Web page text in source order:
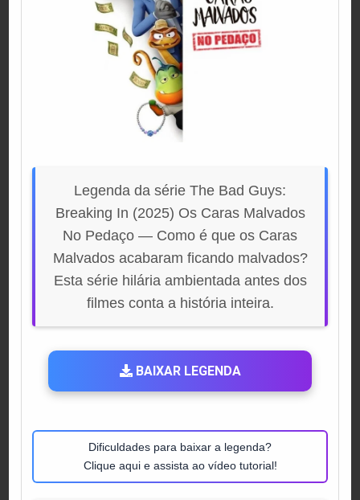
Legenda da série The Bad Guys:
Breaking In (2025) Os Caras Malvados
No Pedaço — Como é que os Caras
Malvados acabaram ficando malvados?
Esta série hilária ambientada antes dos
filmes conta a história inteira.
BAIXAR LEGENDA
Dificuldades para baixar a legenda?
Clique aqui e assista ao vídeo tutorial!